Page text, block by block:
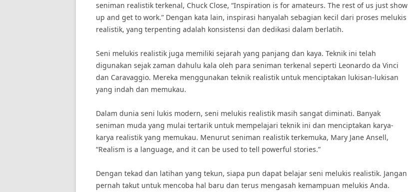
seniman realistik terkenal, Chuck Close, “Inspiration is for amateurs. The rest of us just show
up and get to work.” Dengan kata lain, inspirasi hanyalah sebagian kecil dari proses melukis
realistik, yang terpenting adalah konsistensi dan dedikasi dalam berlatih.
Seni melukis realistik juga memiliki sejarah yang panjang dan kaya. Teknik ini telah
digunakan sejak zaman dahulu kala oleh para seniman terkenal seperti Leonardo da Vinci
dan Caravaggio. Mereka menggunakan teknik realistik untuk menciptakan lukisan-lukisan
yang indah dan memukau.
Dalam dunia seni lukis modern, seni melukis realistik masih sangat diminati. Banyak
seniman muda yang mulai tertarik untuk mempelajari teknik ini dan menciptakan karya-
karya realistik yang memukau. Menurut seniman realistik terkemuka, Mary Jane Ansell,
“Realism is a language, and it can be used to tell powerful stories.”
Dengan tekad dan latihan yang tekun, siapa pun dapat belajar seni melukis realistik. Jangan
pernah takut untuk mencoba hal baru dan terus mengasah kemampuan melukis Anda.